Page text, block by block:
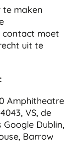
te maken
contact moet
uit te
Amphitheatre
VS, de
Dublin,
Barrow